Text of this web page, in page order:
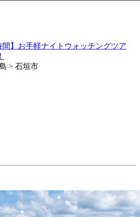
間】お手軽ナイトウォッチングツア
> 石垣市